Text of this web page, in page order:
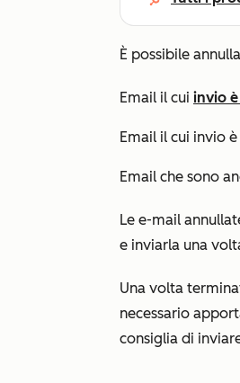
È possibile
Email il cui invio
Email il cui invio
Email che sono
Le e-mail
e inviarla una
Una volta
necessario
consiglia di